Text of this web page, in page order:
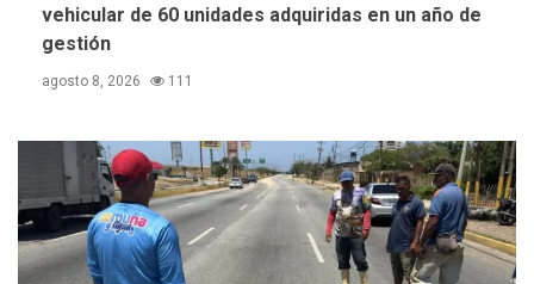
vehicular de 60 unidades adquiridas en un año de
gestión
agosto 8, 2026 111